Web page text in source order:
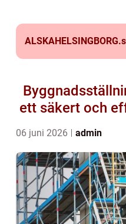
ALSKAHELSINGBORG.
ett säkert och
06 juni 2026 admin